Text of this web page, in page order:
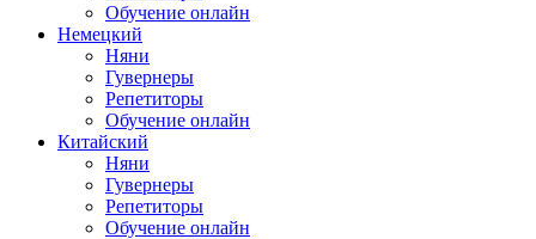
Обучение онлайн
Немецкий
Няни
Гувернеры
Репетиторы
Обучение онлайн
Китайский
Няни
Гувернеры
Репетиторы
Обучение онлайн